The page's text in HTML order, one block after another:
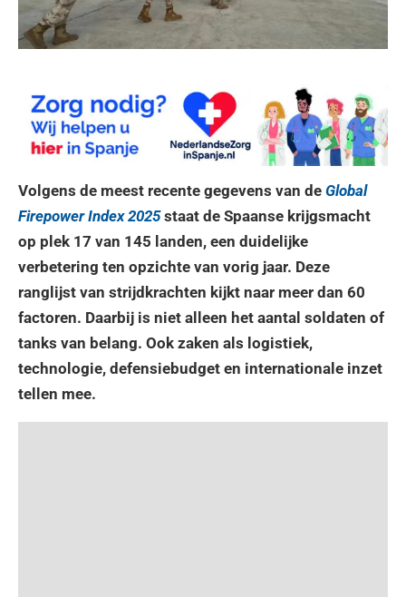
Volgens de meest recente gegevens van de Global
Firepower Index 2025 staat de Spaanse krijgsmacht
op plek 17 van 145 landen, een duidelijke
verbetering ten opzichte van vorig jaar. Deze
ranglijst van strijdkrachten kijkt naar meer dan 60
factoren. Daarbij is niet alleen het aantal soldaten of
tanks van belang. Ook zaken als logistiek,
technologie, defensiebudget en internationale inzet
tellen mee.